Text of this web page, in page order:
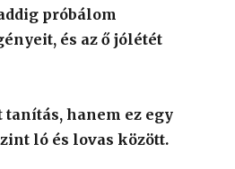
próbálom
és az ő jólétét
hanem ez egy
ló és lovas között.